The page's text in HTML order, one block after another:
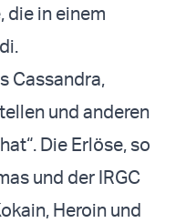
die in einem
Cassandra,
und anderen
Die Erlöse, so
und der IRGC
Heroin und